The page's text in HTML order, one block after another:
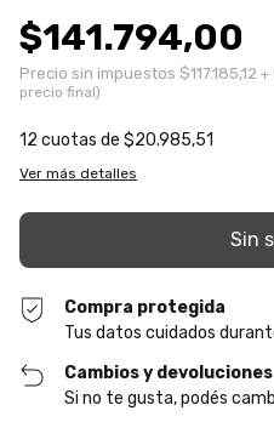
$141.794,00
Precio sin impuestos $117.185,12
12 cuotas de $20.985,51
Ver más detalles
Compra protegida
Tus datos cuidados
Cambios y devoluciones
Si no te gusta, podés